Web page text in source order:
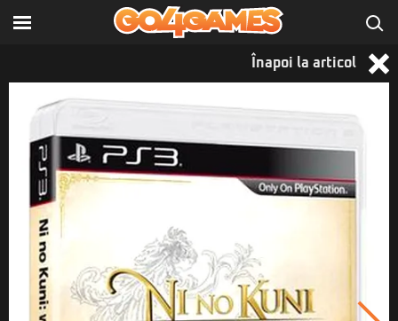
Înapoi la articol